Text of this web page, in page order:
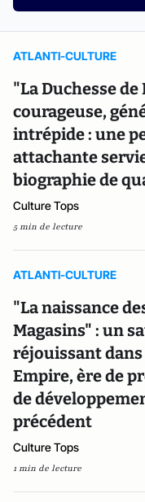
ATLANTI-CULTURE
"La Duchesse de
courageuse,
intrépide : une
attachante
biographie de
Culture Tops
5 min de lecture
ATLANTI-CULTURE
"La naissance
Magasins" : un
réjouissant dans
Empire, ère de
de
précédent
Culture Tops
1 min de lecture